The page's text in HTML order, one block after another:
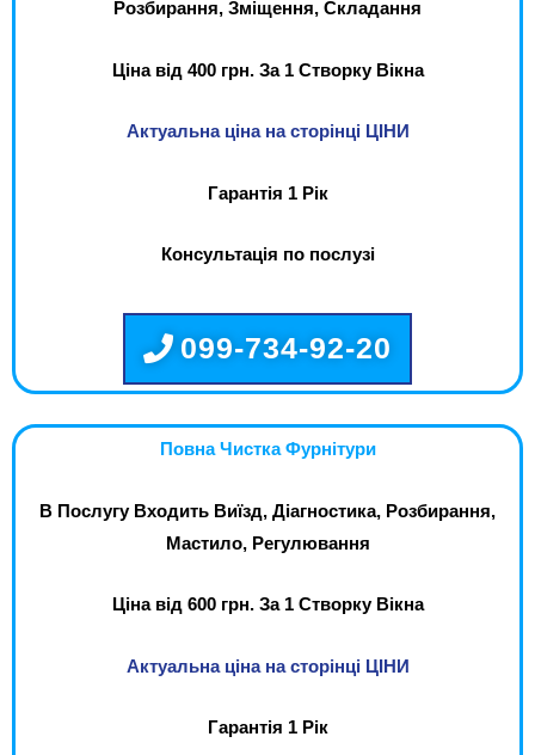
Розбирання, Зміщення, Складання
Ціна від 400 грн. За 1 Створку Вікна
Актуальна ціна на сторінці ЦІНИ
Гарантія 1 Рік
Консультація по послузі
099-734-92-20
Повна Чистка Фурнітури
В Послугу Входить Виїзд, Діагностика, Розбирання,
Мастило, Регулювання
Ціна від 600 грн. За 1 Створку Вікна
Актуальна ціна на сторінці ЦІНИ
Гарантія 1 Рік